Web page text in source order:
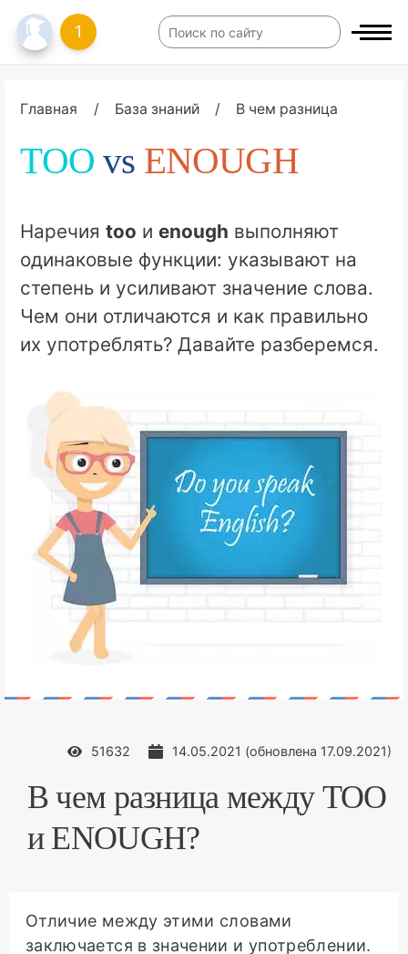
1
Главная / База знаний / В чем разница
TOO vs ENOUGH
Наречияtoo иenough выполняют
одинаковые функции: указывают на
степень и усиливают значение слова.
Чем они отличаются и как правильно
их употреблять? Давайте разберемся.
51632 14.05.2021 (обновлена 17.09.2021)
В чем разница между TOO
и ENOUGH?
Отличие между этими словами
заключается в значении и употреблении.